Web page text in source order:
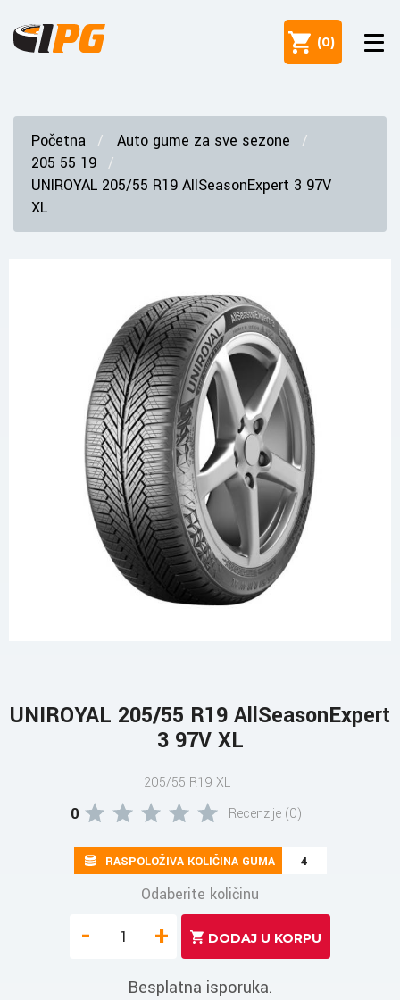
(0)
Početna
Auto gume za sve sezone
205 55 19
UNIROYAL 205/55 R19 AllSeasonExpert 3 97V
XL
UNIROYAL 205/55 R19 AllSeasonExpert
3 97V XL
205/55 R19 XL
0 Recenzije (0)
RASPOLOŽIVA KOLIČINA GUMA 4
Odaberite količinu
- +
Besplatna isporuka.